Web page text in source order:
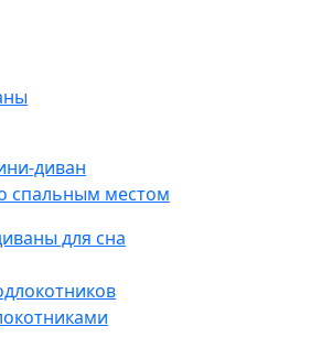
диван
спальным местом
для сна